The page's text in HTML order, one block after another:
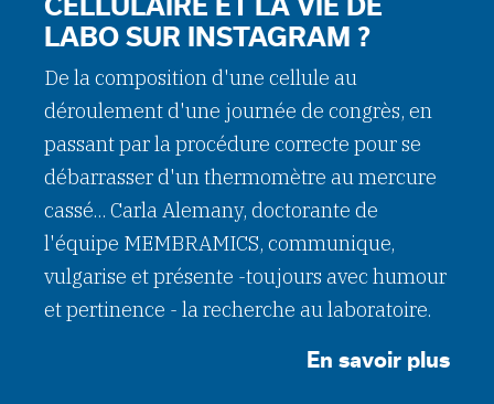
CELLULAIRE ET LA VIE DE
LABO SUR INSTAGRAM ?
De la composition d'une cellule au
déroulement d'une journée de congrès, en
passant par la procédure correcte pour se
débarrasser d'un thermomètre au mercure
cassé... Carla Alemany, doctorante de
l'équipe MEMBRAMICS, communique,
vulgarise et présente -toujours avec humour
et pertinence - la recherche au laboratoire.
En savoir plus